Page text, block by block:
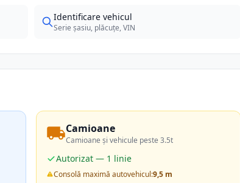
Identificare vehicul
Serie șasiu, plăcuțe, VIN
Camioane
Camioane și vehicule peste 3.5t
Autorizat — 1 linie
Consolă maximă autovehicul:9,5 m